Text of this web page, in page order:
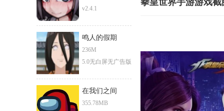
v2.4.1
鸣人的假期
236M
5.0无白屏无广告版
在我们之间
355.78MB
拳皇世界手游游戏截